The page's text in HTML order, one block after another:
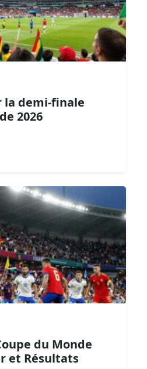
la demi-finale
2026
du Monde
et Résultats